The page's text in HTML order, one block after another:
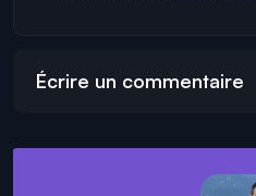
Écrire un commentaire